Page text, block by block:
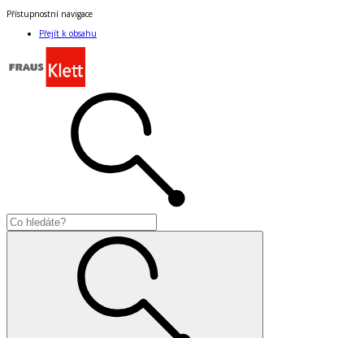
Přístupnostní navigace
Přejít k obsahu